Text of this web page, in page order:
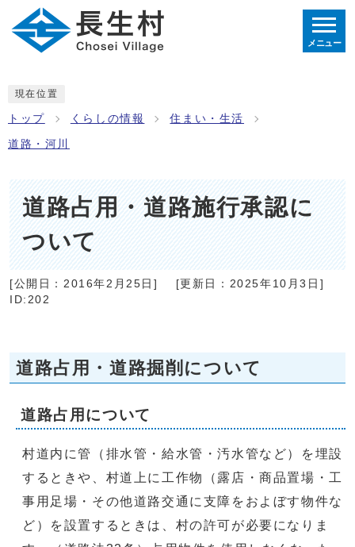
メニュー
現在位置
トップ くらしの情報 住まい・生活
道路・河川
道路占用・道路施行承認に
ついて
[公開日： 2016年2月25日 ] [更新日： 2025年10月3日 ]
ID:202
道路占用・道路掘削について
道路占用について
村道内に管（排水管・給水管・汚水管など）を埋設
するときや、村道上に工作物（露店・商品置場・工
事用足場・その他道路交通に支障をおよぼす物件な
ど）を設置するときは、村の許可が必要になりま